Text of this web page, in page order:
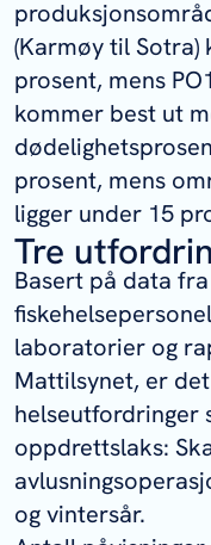
(Karmøy til Sotra)
prosent, mens
kommer best ut
prosent, mens
ligger under 15
Tre
Basert på data
laboratorier og
Mattilsynet, er
helseutfordringer
oppdrettslaks:
og vintersår.